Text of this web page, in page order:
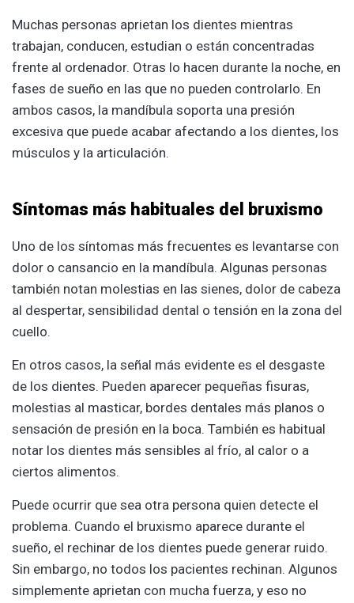
Muchas personas aprietan los dientes mientras
trabajan, conducen, estudian o están concentradas
frente al ordenador. Otras lo hacen durante la noche, en
fases de sueño en las que no pueden controlarlo. En
ambos casos, la mandíbula soporta una presión
excesiva que puede acabar afectando a los dientes, los
músculos y la articulación.
Síntomas más habituales del bruxismo
Uno de los síntomas más frecuentes es levantarse con
dolor o cansancio en la mandíbula. Algunas personas
también notan molestias en las sienes, dolor de cabeza
al despertar, sensibilidad dental o tensión en la zona del
cuello.
En otros casos, la señal más evidente es el desgaste
de los dientes. Pueden aparecer pequeñas fisuras,
molestias al masticar, bordes dentales más planos o
sensación de presión en la boca. También es habitual
notar los dientes más sensibles al frío, al calor o a
ciertos alimentos.
Puede ocurrir que sea otra persona quien detecte el
problema. Cuando el bruxismo aparece durante el
sueño, el rechinar de los dientes puede generar ruido.
Sin embargo, no todos los pacientes rechinan. Algunos
simplemente aprietan con mucha fuerza, y eso no